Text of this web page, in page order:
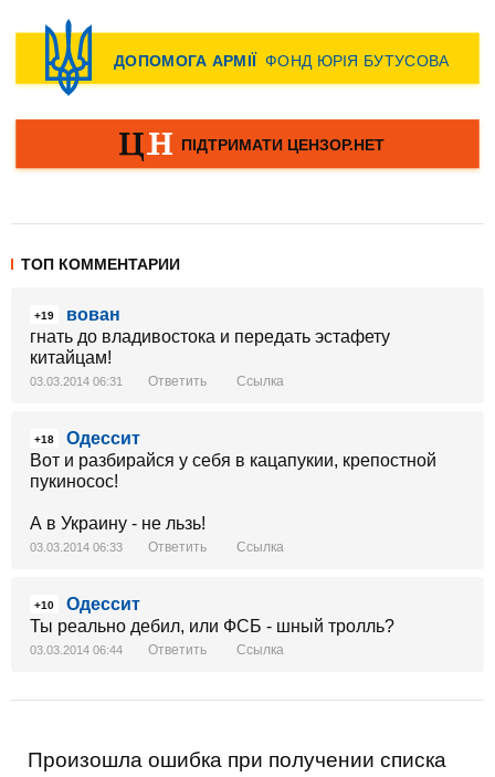
ТОП КОММЕНТАРИИ
+19
вован
гнать до владивостока и передать эстафету
китайцам!
03.03.2014 06:31 Ответить Ссылка
+18
Одессит
Вот и разбирайся у себя в кацапукии, крепостной
пукиносос!
А в Украину - не льзь!
03.03.2014 06:33 Ответить Ссылка
+10
Одессит
Ты реально дебил, или ФСБ - шный тролль?
03.03.2014 06:44 Ответить Ссылка
Произошла ошибка при получении списка